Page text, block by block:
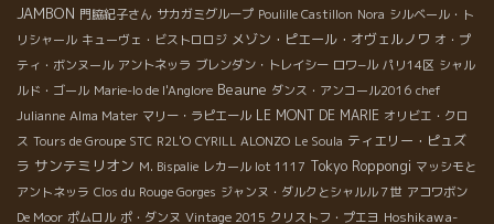
JAMBON 門脇紀子さん サカガミグループ Poulille Castillon Nora シルベール・ト
リシャール キューヴェ・ビストロロジ メゾン・ピエール・オヴェルノワ オ・プ
ティ・ボンヌール アントネッラ ブレンダン・トレイシー ロワ−ル パリ14区 シャル
ルド・ゴール Marie-lo de l'Anglore Beaune ダンス・アンコール2016 chef
Julianne Alma Mater マリー・ラピエール LE MONT DE MARIE オリビエ・クロ
ス Tours de Groupe STC R2L'O CYRILL ALONZO Le Soula ティエリー・ピュズ
ラ サンテミリオン M. Bispalie レカール lot 1117 Tokyo Roppongi マッシモと
アントネッラ Clos du Rouge Gorges ジャンヌ・ダルクとシャルル７世 アコワボン
De Moor ポムロル ポ・ダンヌ Vintage 2015 クリストフ・プエヨ Hoshikawa-